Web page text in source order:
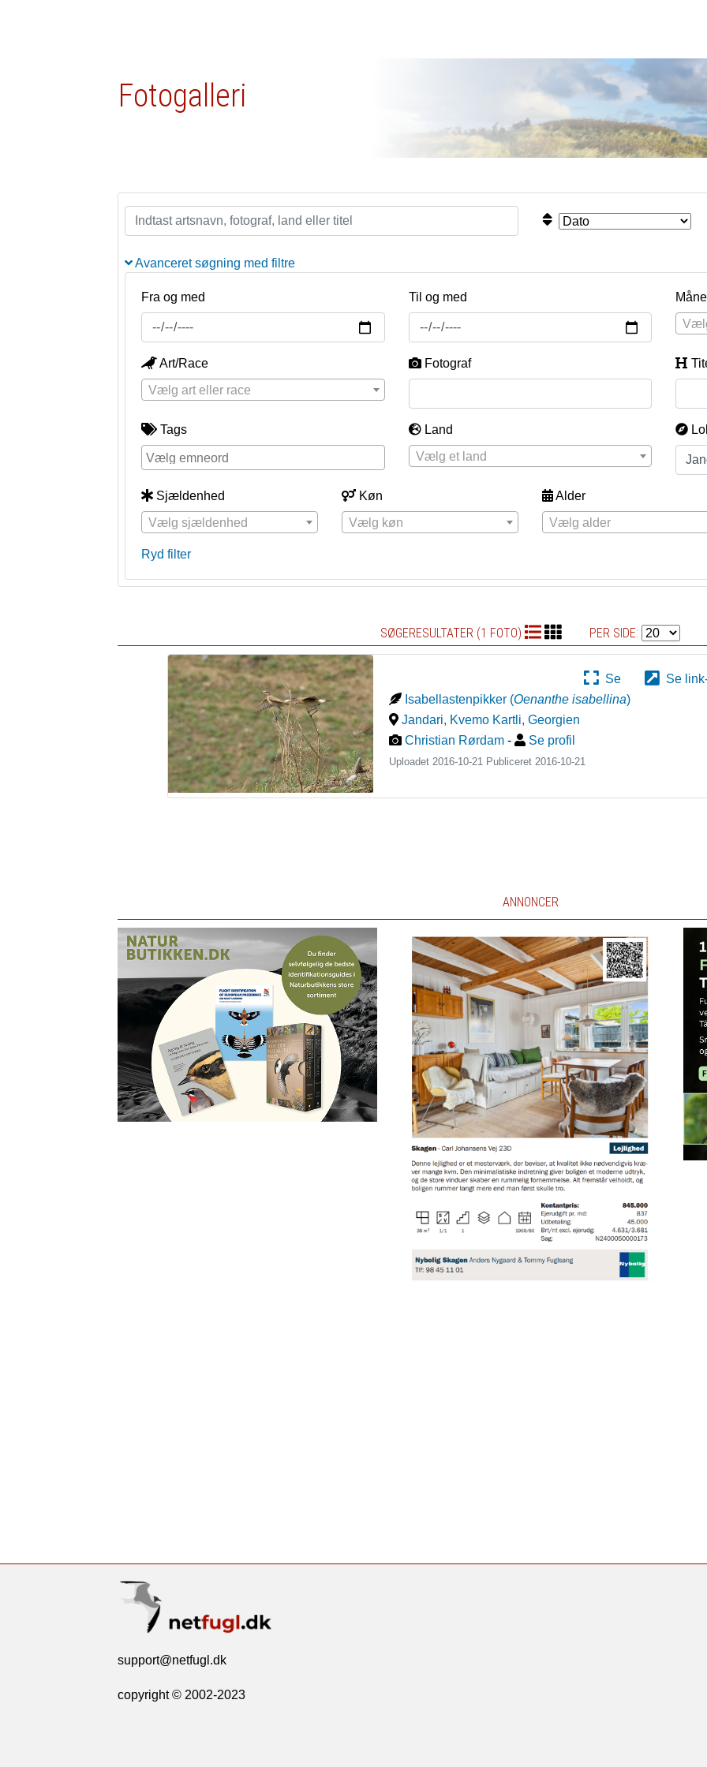
Fotogalleri
Avanceret søgning med filtre
Fra og med Til og med
Art/Race
Vælg art eller race
Fotograf
Tags
Land
Vælg et land
Sjældenhed
Vælg sjældenhed
Køn
Vælg køn
Alder
Vælg alder
Ryd filter
SØGERESULTATER (1 FOTO) PER SIDE:
Se
Se
Isabellastenpikker (Oenanthe isabellina)
Jandari, Kvemo Kartli,Georgien
Christian Rørdam - Se profil
Uploadet 2016-10-21 Publiceret2016-10-21
ANNONCER
support@netfugl.dk
copyright © 2002-2023